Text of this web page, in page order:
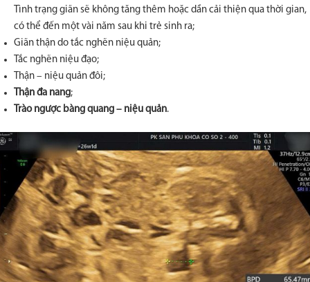
Tình trạng giãn sẽ không tăng thêm hoặc dần cải thiện qua thời gian,
có thể đến một vài năm sau khi trẻ sinh ra;
Giãn thận do tắc nghẽn niệu quản;
Tắc nghẽn niệu đạo;
Thận – niệu quản đôi;
Thận đa nang;
Trào ngược bàng quang – niệu quản.